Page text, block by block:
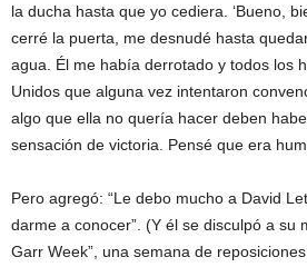
la ducha hasta que yo cediera. ‘Bueno,
cerré la puerta, me desnudé hasta
agua. Él me había derrotado y todos los
Unidos que alguna vez intentaron
algo que ella no quería hacer deben
sensación de victoria. Pensé que era
Pero agregó: “Le debo mucho a David
darme a conocer”. (Y él se disculpó a su
Garr Week”, una semana de